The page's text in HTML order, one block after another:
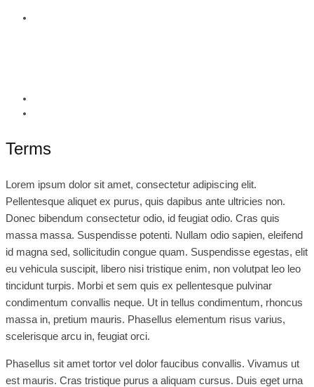
Terms
Lorem ipsum dolor sit amet, consectetur adipiscing elit.
Pellentesque aliquet ex purus, quis dapibus ante ultricies non.
Donec bibendum consectetur odio, id feugiat odio. Cras quis
massa massa. Suspendisse potenti. Nullam odio sapien, eleifend
id magna sed, sollicitudin congue quam. Suspendisse egestas, elit
eu vehicula suscipit, libero nisi tristique enim, non volutpat leo leo
tincidunt turpis. Morbi et sem quis ex pellentesque pulvinar
condimentum convallis neque. Ut in tellus condimentum, rhoncus
massa in, pretium mauris. Phasellus elementum risus varius,
scelerisque arcu in, feugiat orci.
Phasellus sit amet tortor vel dolor faucibus convallis. Vivamus ut
est mauris. Cras tristique purus a aliquam cursus. Duis eget urna